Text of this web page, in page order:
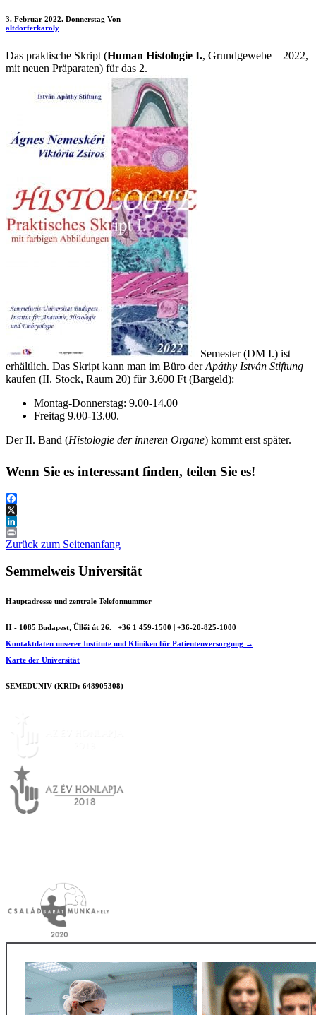
3. Februar 2022. Donnerstag Von
altdorferkaroly
Das praktische Skript (Human Histologie I., Grundgewebe – 2022,
mit neuen Präparaten) für das 2.
Semester (DM I.) ist
erhältlich. Das Skript kann man im Büro derApáthy István Stiftung
kaufen (II. Stock, Raum 20) für 3.600 Ft (Bargeld):
Montag-Donnerstag: 9.00-14.00
Freitag 9.00-13.00.
Der II. Band (Histologie der inneren Organe) kommt erst später.
Wenn Sie es interessant finden, teilen Sie es!
Facebook
X
LinkedIn
Print
Zurück zum Seitenanfang
Semmelweis Universität
Hauptadresse und zentrale Telefonnummer
H - 1085 Budapest, Üllői út 26.
+36 1 459-1500 | +36-20-825-1000
Kontaktdaten unserer Institute und Kliniken für Patientenversorgung →
Karte der Universität
SEMEDUNIV (KRID: 648905308)